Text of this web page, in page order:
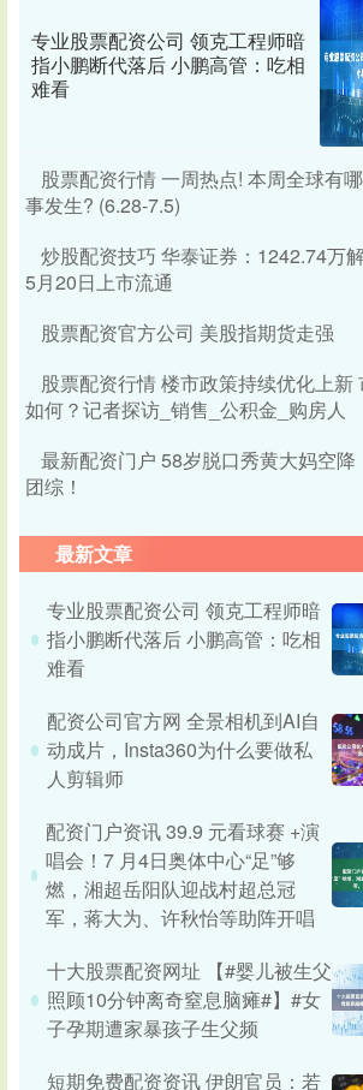
专业股票配资公司 领克工程师暗
指小鹏断代落后 小鹏高管：吃相
难看
股票配资行情 一周热点! 本周全球有
事发生? (6.28-7.5)
炒股配资技巧 华泰证券：1242.74万
5月20日上市流通
股票配资官方公司 美股指期货走强
股票配资行情 楼市政策持续优化上新
如何？记者探访_销售_公积金_购房人
最新配资门户 58岁脱口秀黄大妈空降
团综！
最新文章
专业股票配资公司 领克工程师暗
指小鹏断代落后 小鹏高管：吃相
难看
配资公司官方网 全景相机到AI自
动成片，Insta360为什么要做私
人剪辑师
配资门户资讯 39.9 元看球赛 +演
唱会！7 月4日奥体中心“足”够
燃，湘超岳阳队迎战村超总冠
军，蒋大为、许秋怡等助阵开唱
十大股票配资网址 【#婴儿被生父
照顾10分钟离奇窒息脑瘫#】#女
子孕期遭家暴孩子生父频
短期免费配资资讯 伊朗官员：若